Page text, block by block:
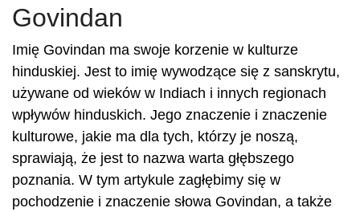
Govindan
Imię Govindan ma swoje korzenie w kulturze
hinduskiej. Jest to imię wywodzące się z sanskrytu,
używane od wieków w Indiach i innych regionach
wpływów hinduskich. Jego znaczenie i znaczenie
kulturowe, jakie ma dla tych, którzy je noszą,
sprawiają, że jest to nazwa warta głębszego
poznania. W tym artykule zagłębimy się w
pochodzenie i znaczenie słowa Govindan, a także